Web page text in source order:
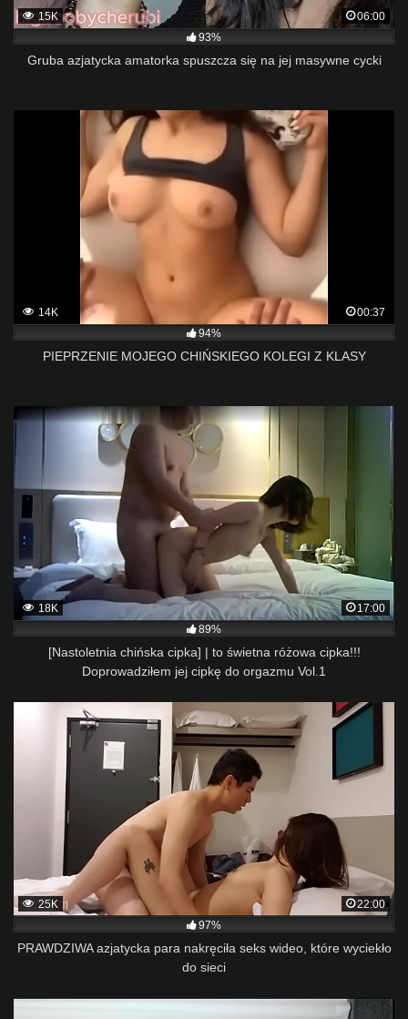
15K
06:00
93%
Gruba azjatycka amatorka spuszcza się na jej masywne cycki
14K
00:37
94%
PIEPRZENIE MOJEGO CHIŃSKIEGO KOLEGI Z KLASY
18K
17:00
89%
[Nastoletnia chińska cipka] | to świetna różowa cipka!!!
Doprowadziłem jej cipkę do orgazmu Vol.1
25K
22:00
97%
PRAWDZIWA azjatycka para nakręciła seks wideo, które wyciekło
do sieci